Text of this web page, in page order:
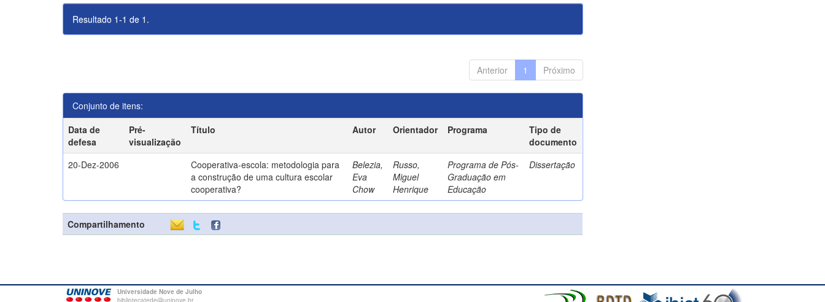
Resultado 1-1 de 1.
Anterior 1 Próximo
Conjunto de itens:
Data de
defesa
Pré-
visualização
Título Autor Orientador Programa
Tipo de
documento
20-Dez-2006
Cooperativa-escola: metodologia para
a construção de uma cultura escolar
cooperativa?
Belezia,
Eva
Chow
Russo,
Miguel
Henrique
Programa de Pós-
Graduação em
Educação
Dissertação
Compartilhamento
Universidade Nove de Julho
bibliotecatede@uninove.br